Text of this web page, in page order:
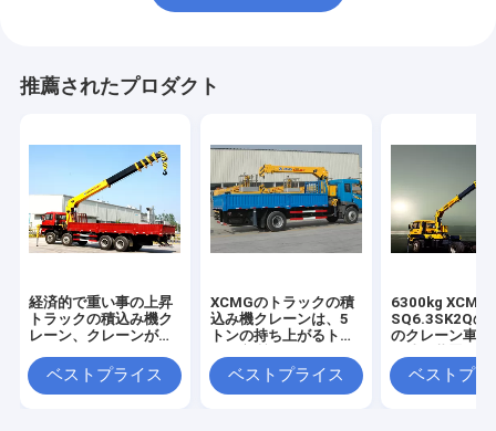
推薦されたプロダクト
経済的で重い事の上昇
トラックの積込み機ク
レーン、クレーンが付
ックベストプライス
XCMGのトラックの積
込み機クレーンは、5
トンの持ち上がるトラ
取付けました
ベストプライス
6300kg XCMG
SQ6.3SK2Qの
のクレーン車を
ベストプラ